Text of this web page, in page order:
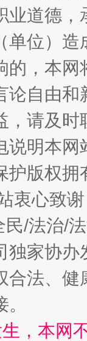
从幼
业道德
单位）
的，本
论自由
，请及
说明本
护版权
衷心致
/法治/
独家协
合法、
，本网